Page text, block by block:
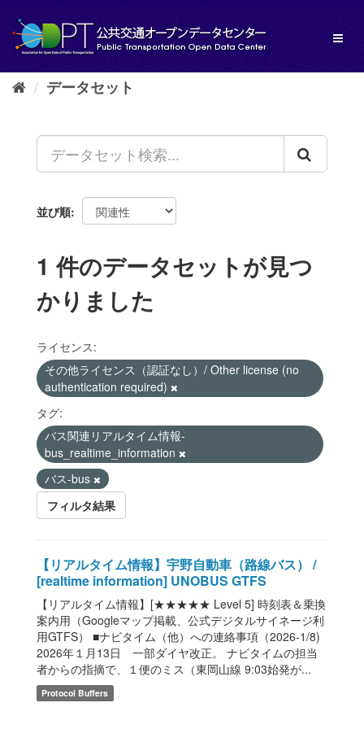
し
データセット
並び順
1 件のデータセットが見つ
かりました
ライセンス:
その他ライセンス（認証なし）/ Other license (no
authentication required)
タグ:
バス関連リアルタイム情報-
bus_realtime_information
バス-bus
フィルタ結果
【リアルタイム情報】宇野自動車（路線バス） /
[realtime information] UNOBUS GTFS
【リアルタイム情報】[★★★★★ Level 5] 時刻表＆乗換
案内用（Googleマップ掲載、公式デジタルサイネージ利
用GTFS） ■ナビタイム（他）への連絡事項（2026-1/8)
2026年１月13日 一部ダイヤ改正。 ナビタイムの担当
者からの指摘で、１便のミス（東岡山線 9:03始発が...
Protocol Buffers